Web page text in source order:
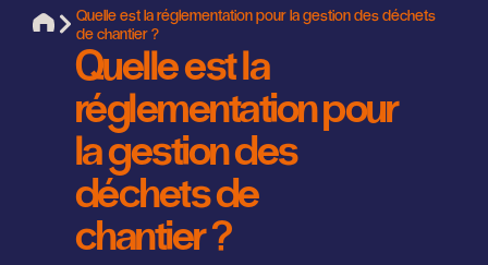
Quelle est la réglementation pour la gestion des déchets
de chantier ?
Quelle est la
réglementation pour
la gestion des
déchets de
chantier ?